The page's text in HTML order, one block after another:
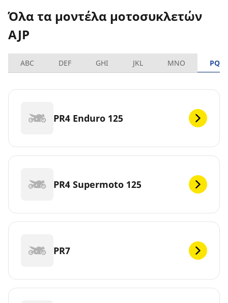
Όλα τα μοντέλα μοτοσυκλετών
AJP
ABC DEF GHI JKL MNO PQRS
PR4 Enduro 125
PR4 Supermoto 125
PR7